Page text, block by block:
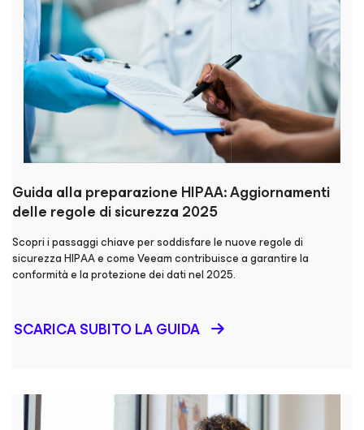
Guida alla preparazione HIPAA: Aggiornamenti
delle regole di sicurezza 2025
Scopri i passaggi chiave per soddisfare le nuove regole di
sicurezza HIPAA e come Veeam contribuisce a garantire la
conformità e la protezione dei dati nel 2025.
SCARICA SUBITO LA GUIDA